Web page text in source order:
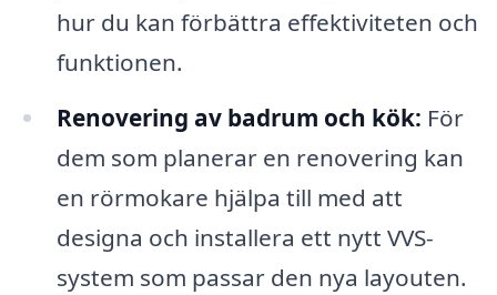
hur du kan förbättra effektiviteten och
funktionen.
Renovering av badrum och kök: För
dem som planerar en renovering kan
en rörmokare hjälpa till med att
designa och installera ett nytt VVS-
system som passar den nya layouten.